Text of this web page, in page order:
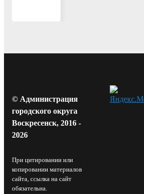
© Администрация
городского округа
Воскресенск, 2016 -
2026
При цитировании или
копировании материалов
сайта, ссылка на сайт
обязательна.